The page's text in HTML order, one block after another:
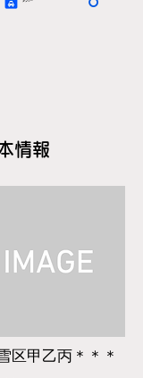
情報
区甲乙丙＊＊＊